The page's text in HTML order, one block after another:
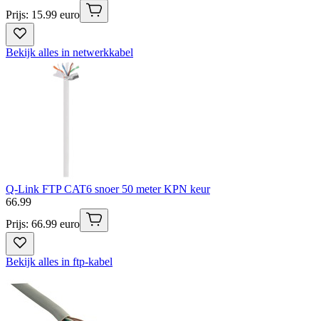
Prijs: 15.99 euro
Bekijk alles in netwerkkabel
Q-Link FTP CAT6 snoer 50 meter KPN keur
66.99
Prijs: 66.99 euro
Bekijk alles in ftp-kabel